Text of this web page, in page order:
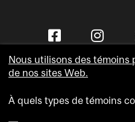
Nous utilisons des témoins
de nos sites Web.
À quels types de témoins